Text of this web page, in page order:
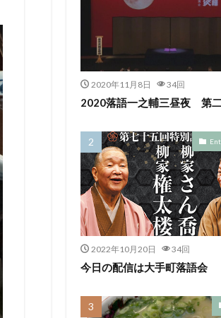
2020年11月8日 34回
2020落語一之輔三昼夜 第
2022年10月20日 34回
今日の配信は大手町落語会